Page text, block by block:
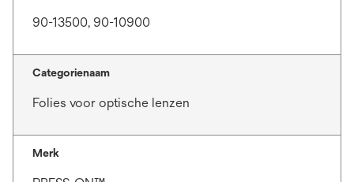
90-13500, 90-10900
Categorienaam
Folies voor optische lenzen
Merk